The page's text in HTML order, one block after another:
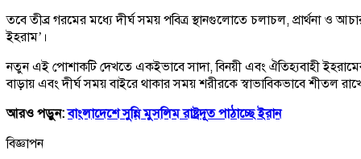
তবে তীব্র গরমের মধ্যে দীর্ঘ সময় পবিত্র স্থানগুলোতে চলাচল, প্রার্থনা
ইহরাম’।
নতুন এই পোশাকটি দেখতে একইভাবে সাদা, বিনয়ী এবং ঐতিহ্যবাহী
বাড়ায় এবং দীর্ঘ সময় বাইরে থাকার সময় শরীরকে স্বাভাবিকভাবে শীতল
আরও পড়ুন:বাংলাদেশে সুন্নি মুসলিম রাষ্ট্রদূত পাঠাচ্ছে ইরান
বিজ্ঞাপন